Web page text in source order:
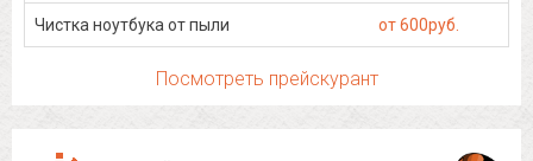
Чистка ноутбука от пыли от 600руб.
Посмотреть прейскурант